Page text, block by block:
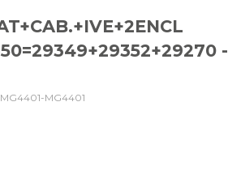
-
MG4401-MG4401